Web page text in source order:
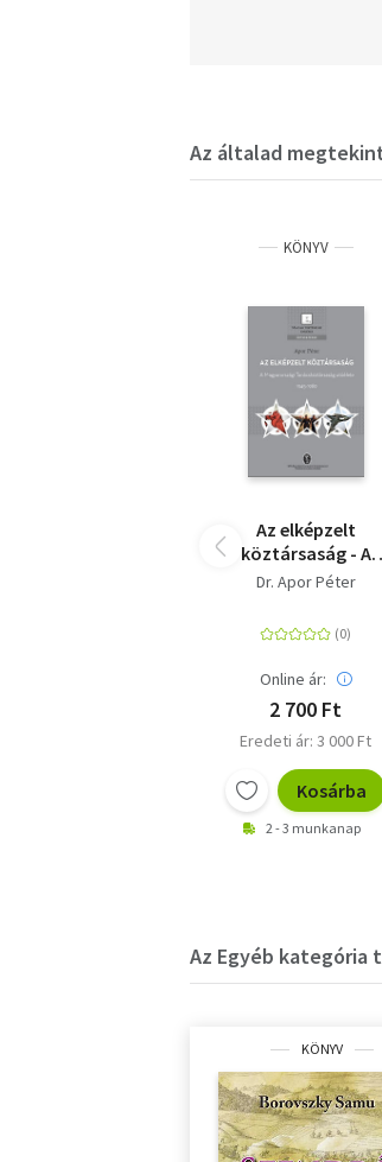
Az általad
KÖNYV
Az elképzelt
köztársaság - A
Magyarországi
utóélete 1945-1989
Dr. Apor Péter
Online ár:
2 700 Ft
Eredeti ár: 3 000 Ft
Kosárba
2 - 3 munkanap
Az Egyéb kategória
KÖNYV